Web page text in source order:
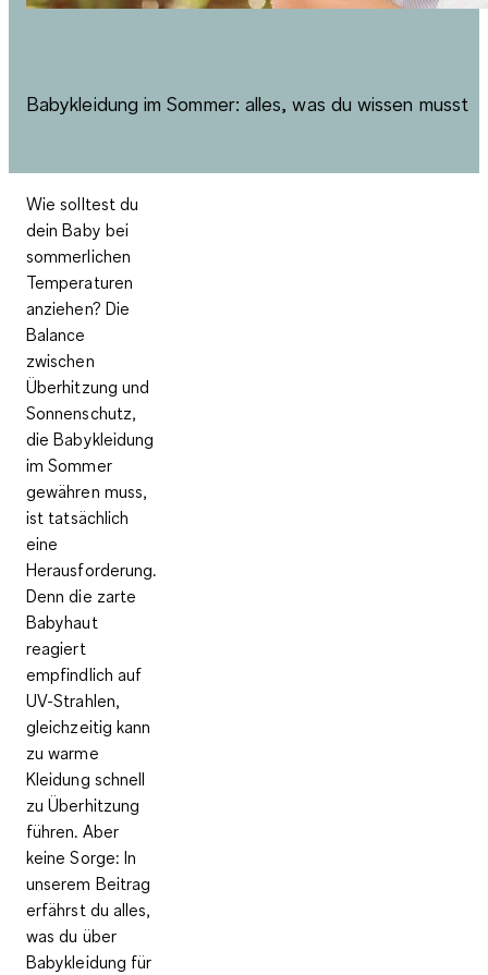
Babykleidung im Sommer: alles, was du wissen musst
Wie solltest du
dein Baby bei
sommerlichen
Temperaturen
anziehen? Die
Balance
zwischen
Überhitzung und
Sonnenschutz,
die Babykleidung
im Sommer
gewähren muss,
ist tatsächlich
eine
Herausforderung.
Denn die zarte
Babyhaut
reagiert
empfindlich auf
UV-Strahlen,
gleichzeitig kann
zu warme
Kleidung schnell
zu Überhitzung
führen. Aber
keine Sorge: In
unserem Beitrag
erfährst du alles,
was du über
Babykleidung für